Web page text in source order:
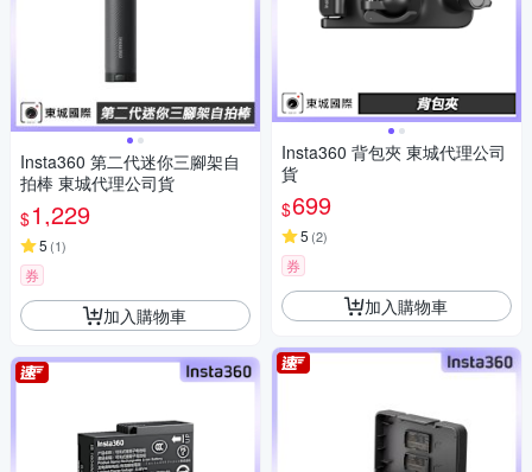
Insta360 第二代迷你三腳架自
拍棒 東城代理公司貨
$1,229
5 (1)
券
加入購物車
Insta360 背包夾 東城代理公司
貨
$699
5 (2)
券
加入購物車